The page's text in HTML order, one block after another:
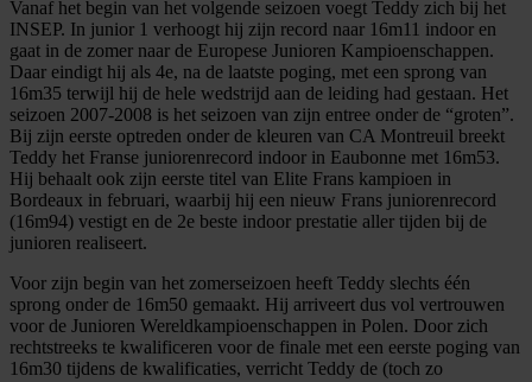
Vanaf het begin van het volgende seizoen voegt Teddy zich bij het
INSEP. In junior 1 verhoogt hij zijn record naar 16m11 indoor en
gaat in de zomer naar de Europese Junioren Kampioenschappen.
Daar eindigt hij als 4e, na de laatste poging, met een sprong van
16m35 terwijl hij de hele wedstrijd aan de leiding had gestaan. Het
seizoen 2007-2008 is het seizoen van zijn entree onder de “groten”.
Bij zijn eerste optreden onder de kleuren van CA Montreuil breekt
Teddy het Franse juniorenrecord indoor in Eaubonne met 16m53.
Hij behaalt ook zijn eerste titel van Elite Frans kampioen in
Bordeaux in februari, waarbij hij een nieuw Frans juniorenrecord
(16m94) vestigt en de 2e beste indoor prestatie aller tijden bij de
junioren realiseert.
Voor zijn begin van het zomerseizoen heeft Teddy slechts één
sprong onder de 16m50 gemaakt. Hij arriveert dus vol vertrouwen
voor de Junioren Wereldkampioenschappen in Polen. Door zich
rechtstreeks te kwalificeren voor de finale met een eerste poging van
16m30 tijdens de kwalificaties, verricht Teddy de (toch zo